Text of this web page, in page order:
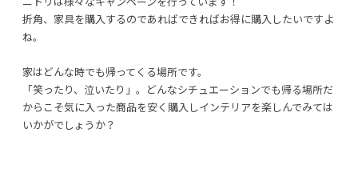
折角、家具を購入するのであればできればお得に購入したいですよ
ね。
家はどんな時でも帰ってくる場所です。
「笑ったり、泣いたり」。どんなシチュエーションでも帰る場所だ
からこそ気に入った商品を安く購入しインテリアを楽しんでみては
いかがでしょうか？